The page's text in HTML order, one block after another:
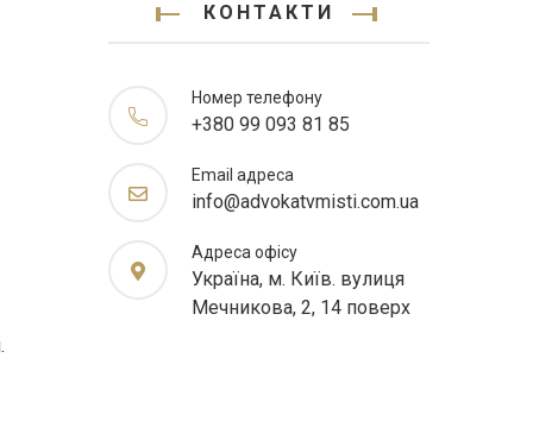
КОНТАКТИ
Номер телефону
+380 99 093 81 85
Email адреса
info@advokatvmisti.com.ua
Адреса офісу
Україна, м. Київ. вулиця
Мечникова, 2, 14 поверх